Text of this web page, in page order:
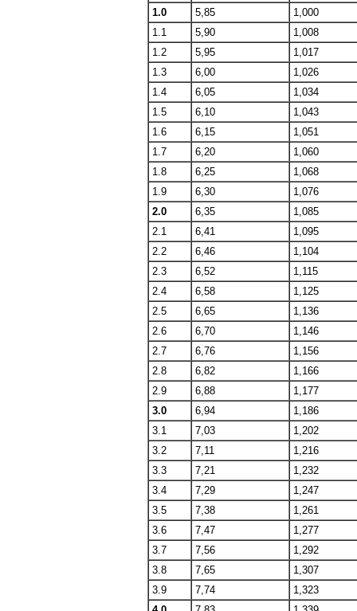
1.0
5,85
1,000
1.1
5,90
1,008
1.2
5,95
1,017
1.3
6,00
1,026
1.4
6,05
1,034
1.5
6,10
1,043
1.6
6,15
1,051
1.7
6,20
1,060
1.8
6,25
1,068
1.9
6,30
1,076
2.0
6,35
1,085
2.1
6,41
1,095
2.2
6,46
1,104
2.3
6,52
1,115
2.4
6,58
1,125
2.5
6,65
1,136
2.6
6,70
1,146
2.7
6,76
1,156
2.8
6,82
1,166
2.9
6,88
1,177
3.0
6,94
1,186
3.1
7,03
1,202
3.2
7,11
1,216
3.3
7,21
1,232
3.4
7,29
1,247
3.5
7,38
1,261
3.6
7,47
1,277
3.7
7,56
1,292
3.8
7,65
1,307
3.9
7,74
1,323